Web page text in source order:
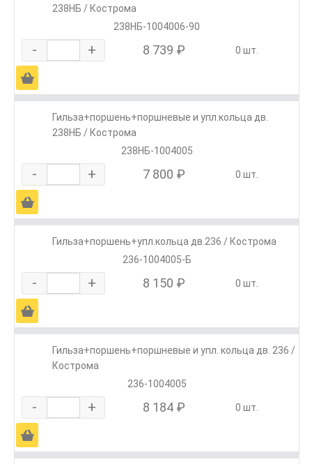
238НБ / Кострома
238НБ-1004006-90
- + 8 739 ₽ 0 шт.
Ä
Гильза+поршень+поршневые и упл.кольца дв.
238НБ / Кострома
238НБ-1004005
- + 7 800 ₽ 0 шт.
Ä
Гильза+поршень+упл.кольца дв.236 / Кострома
236-1004005-Б
- + 8 150 ₽ 0 шт.
Ä
Гильза+поршень+поршневые и упл. кольца дв. 236 /
Кострома
236-1004005
- + 8 184 ₽ 0 шт.
Ä